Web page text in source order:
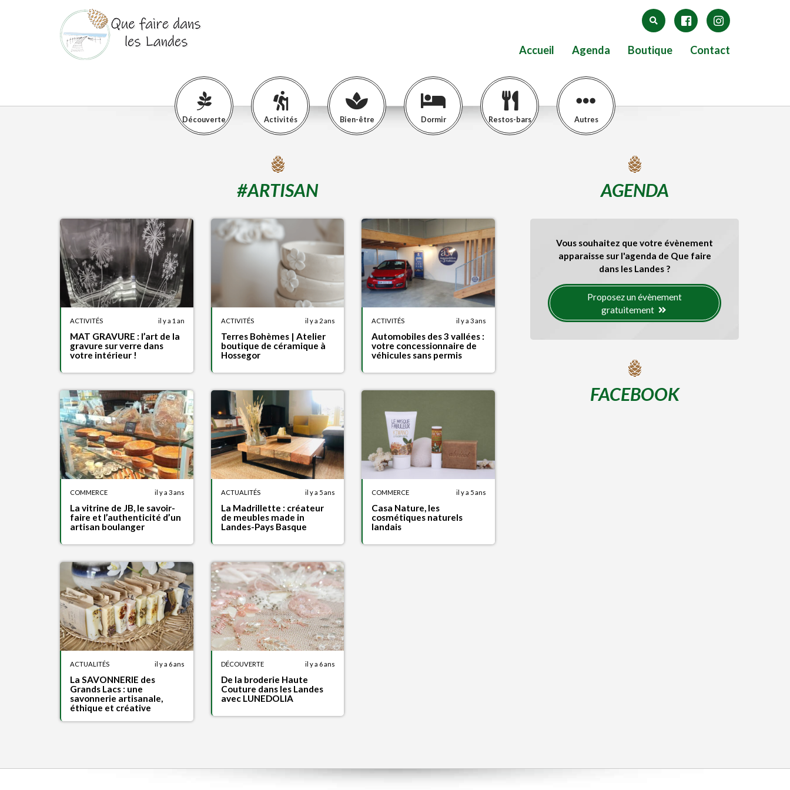
Accueil Agenda Boutique Contact
Découverte Activités Bien-être Dormir Restos-bars Autres
#ARTISAN
ACTIVITÉS il y a 1 an
MAT GRAVURE : l’art de la
gravure sur verre dans
votre intérieur !
ACTIVITÉS il y a 2 ans
Terres Bohèmes | Atelier
boutique de céramique à
Hossegor
ACTIVITÉS il y a 3 ans
Automobiles des 3 vallées :
votre concessionnaire de
véhicules sans permis
COMMERCE il y a 3 ans
La vitrine de JB, le savoir-
faire et l’authenticité d’un
artisan boulanger
ACTUALITÉS il y a 5 ans
La Madrillette : créateur
de meubles made in
Landes-Pays Basque
COMMERCE il y a 5 ans
Casa Nature, les
cosmétiques naturels
landais
ACTUALITÉS il y a 6 ans
La SAVONNERIE des
Grands Lacs : une
savonnerie artisanale,
éthique et créative
DÉCOUVERTE il y a 6 ans
De la broderie Haute
Couture dans les Landes
avec LUNEDOLIA
AGENDA
Vous souhaitez que votre évènement
apparaisse sur l'agenda de Que faire
dans les Landes ?
Proposez un évènement
gratuitement
FACEBOOK